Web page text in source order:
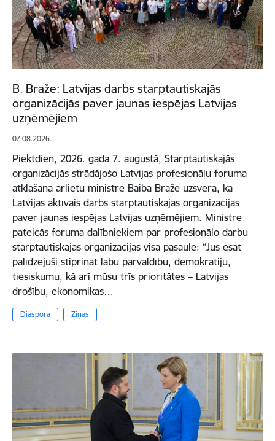
B. Braže: Latvijas darbs starptautiskajās
organizācijās paver jaunas iespējas Latvijas
uzņēmējiem
07.08.2026.
Piektdien, 2026. gada 7. augustā, Starptautiskajās
organizācijās strādājošo Latvijas profesionāļu foruma
atklāšanā ārlietu ministre Baiba Braže uzsvēra, ka
Latvijas aktīvais darbs starptautiskajās organizācijās
paver jaunas iespējas Latvijas uzņēmējiem. Ministre
pateicās foruma dalībniekiem par profesionālo darbu
starptautiskajās organizācijās visā pasaulē: “Jūs esat
palīdzējuši stiprināt labu pārvaldību, demokrātiju,
tiesiskumu, kā arī mūsu trīs prioritātes – Latvijas
drošību, ekonomikas…
Diaspora Ziņas